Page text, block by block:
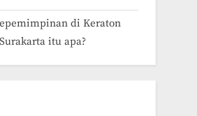
di Keraton
itu apa?